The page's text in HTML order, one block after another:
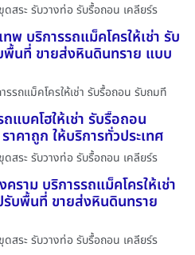
ดสระ รับวางท่อ รับรื้อถอน เคลียร์ร
พ บริการรถแม็คโครให้เช่า รับ
นที่ ขายส่งหินดินทราย แบบ
รถแม็คโครให้เช่า รับรื้อถอน รับถมที
แบคโฮให้เช่า รับรื้อถอน
คาถูก ให้บริการทั่วประเทศ
ดสระ รับวางท่อ รับรื้อถอน เคลียร์ร
ราม บริการรถแม็คโครให้เช่า
บพื้นที่ ขายส่งหินดินทราย
ดสระ รับวางท่อ รับรื้อถอน เคลียร์ร